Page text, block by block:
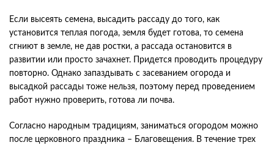
Если высеять семена, высадить рассаду до того, как
установится теплая погода, земля будет готова, то семена
сгниют в земле, не дав ростки, а рассада остановится в
развитии или просто зачахнет. Придется проводить процедуру
повторно. Однако запаздывать с засеванием огорода и
высадкой рассады тоже нельзя, поэтому перед проведением
работ нужно проверить, готова ли почва.
Согласно народным традициям, заниматься огородом можно
после церковного праздника – Благовещения. В течение трех